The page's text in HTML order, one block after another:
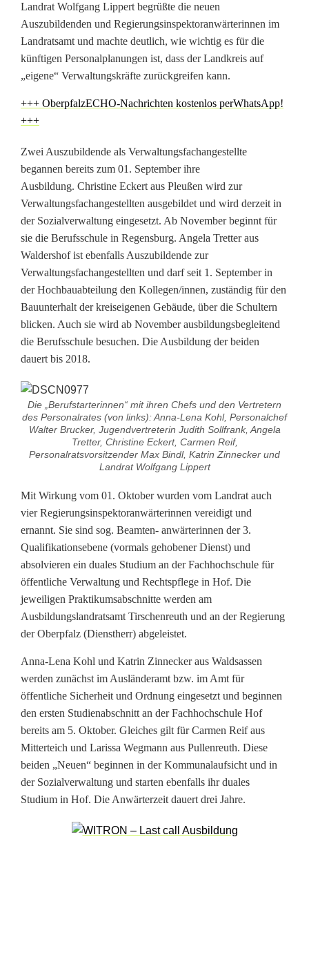
a
m
i
l
d
e
t
j
u
n
g
e
K
t
e
a
u
s
Landrat Wolfgang Lippert begrüßte die neuen
Auszubildenden und Regierungsinspektoranwärterinnen im
Landratsamt und machte deutlich, wie wichtig es für die
künftigen Personalplanungen ist, dass der Landkreis auf
„eigene“ Verwaltungskräfte zurückgreifen kann.
+++ OberpfalzECHO-Nachrichten kostenlos perWhatsApp!
+++
Zwei Auszubildende als Verwaltungsfachangestellte
begannen bereits zum 01. September ihre
Ausbildung. Christine Eckert aus Pleußen wird zur
Verwaltungsfachangestellten ausgebildet und wird derzeit in
der Sozialverwaltung eingesetzt. Ab November beginnt für
sie die Berufsschule in Regensburg. Angela Tretter aus
Waldershof ist ebenfalls Auszubildende zur
Verwaltungsfachangestellten und darf seit 1. September in
der Hochbauabteilung den Kollegen/innen, zuständig für den
Bauunterhalt der kreiseigenen Gebäude, über die Schultern
blicken. Auch sie wird ab November ausbildungsbegleitend
die Berufsschule besuchen. Die Ausbildung der beiden
dauert bis 2018.
Die „Berufstarterinnen“ mit ihren Chefs und den Vertretern
des Personalrates (von links): Anna-Lena Kohl, Personalchef
Walter Brucker, Jugendvertreterin Judith Sollfrank, Angela
Tretter, Christine Eckert, Carmen Reif,
Personalratsvorsitzender Max Bindl, Katrin Zinnecker und
Landrat Wolfgang Lippert
Mit Wirkung vom 01. Oktober wurden vom Landrat auch
vier Regierungsinspektoranwärterinnen vereidigt und
ernannt. Sie sind sog. Beamten- anwärterinnen der 3.
Qualifikationsebene (vormals gehobener Dienst) und
absolvieren ein duales Studium an der Fachhochschule für
öffentliche Verwaltung und Rechtspflege in Hof. Die
jeweiligen Praktikumsabschnitte werden am
Ausbildungslandratsamt Tirschenreuth und an der Regierung
der Oberpfalz (Dienstherr) abgeleistet.
Anna-Lena Kohl und Katrin Zinnecker aus Waldsassen
werden zunächst im Ausländeramt bzw. im Amt für
öffentliche Sicherheit und Ordnung eingesetzt und beginnen
den ersten Studienabschnitt an der Fachhochschule Hof
bereits am 5. Oktober. Gleiches gilt für Carmen Reif aus
Mitterteich und Larissa Wegmann aus Pullenreuth. Diese
beiden „Neuen“ beginnen in der Kommunalaufsicht und in
der Sozialverwaltung und starten ebenfalls ihr duales
Studium in Hof. Die Anwärterzeit dauert drei Jahre.